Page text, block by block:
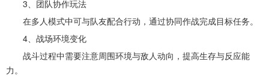
3、团队协作玩法
在多人模式中可与队友配合行动，通过协同作战完成目标任务。
4、战场环境变化
战斗过程中需要注意周围环境与敌人动向，提高生存与反应能
力。